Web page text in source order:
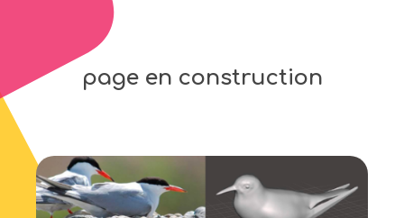
page en construction